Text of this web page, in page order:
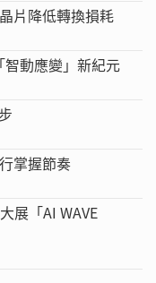
片降低轉換損耗
動應變」新紀元
掌握節奏
展「AI WAVE